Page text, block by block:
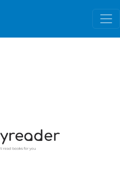
Перейти к основному